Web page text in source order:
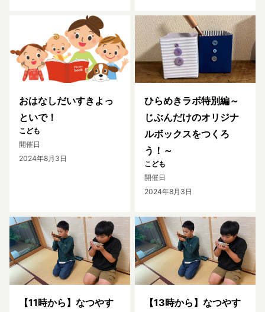
おはなしだいすきよっ
といで！
こども
開催日
2024年8月3日
ひらめきラボ特別編～
じぶんだけのオリジナ
ルボックスをつくろ
う！～
こども
開催日
2024年8月3日
【11時から】なつやす
【13時から】なつやす